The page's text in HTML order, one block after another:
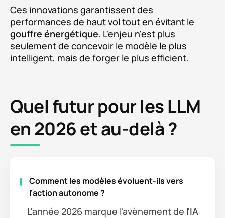
Ces innovations garantissent des
performances de haut vol tout en évitant le
gouffre énergétique. L'enjeu n'est plus
seulement de concevoir le modèle le plus
intelligent, mais de forger le plus efficient.
Quel futur pour les LLM
en 2026 et au-delà ?
Comment les modèles évoluent-ils vers
l'action autonome ?
L'année 2026 marque l'avènement de l'IA